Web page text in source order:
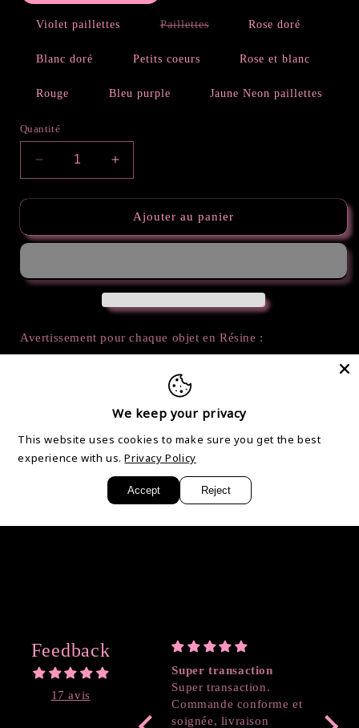
Violet paillettes PaillettesVariante
indisponible
Rose doré
Blanc doré Petits coeurs Rose et blanc
Rouge Bleu purple Jaune Neon paillettes
Quantité
Réduire
la
quantité
Lettre
Augmenter
la
quantité
Lettre
Ajouter au panier
Avertissement pour chaque objet en Résine :
petites imperfections, comme des micro bulles.
trop le soleil. Les objets peuvent jaunir ou même parfois
changer de couleur et peuvent aussi se ramollir avec la
chaleur.
Feedback
17 avis
Super transaction
Super transaction.
Commande conforme et
soignée, livraison
We keep your privacy
This website uses cookies to make sure you get the best
experience with us. Privacy Policy
Accept Reject